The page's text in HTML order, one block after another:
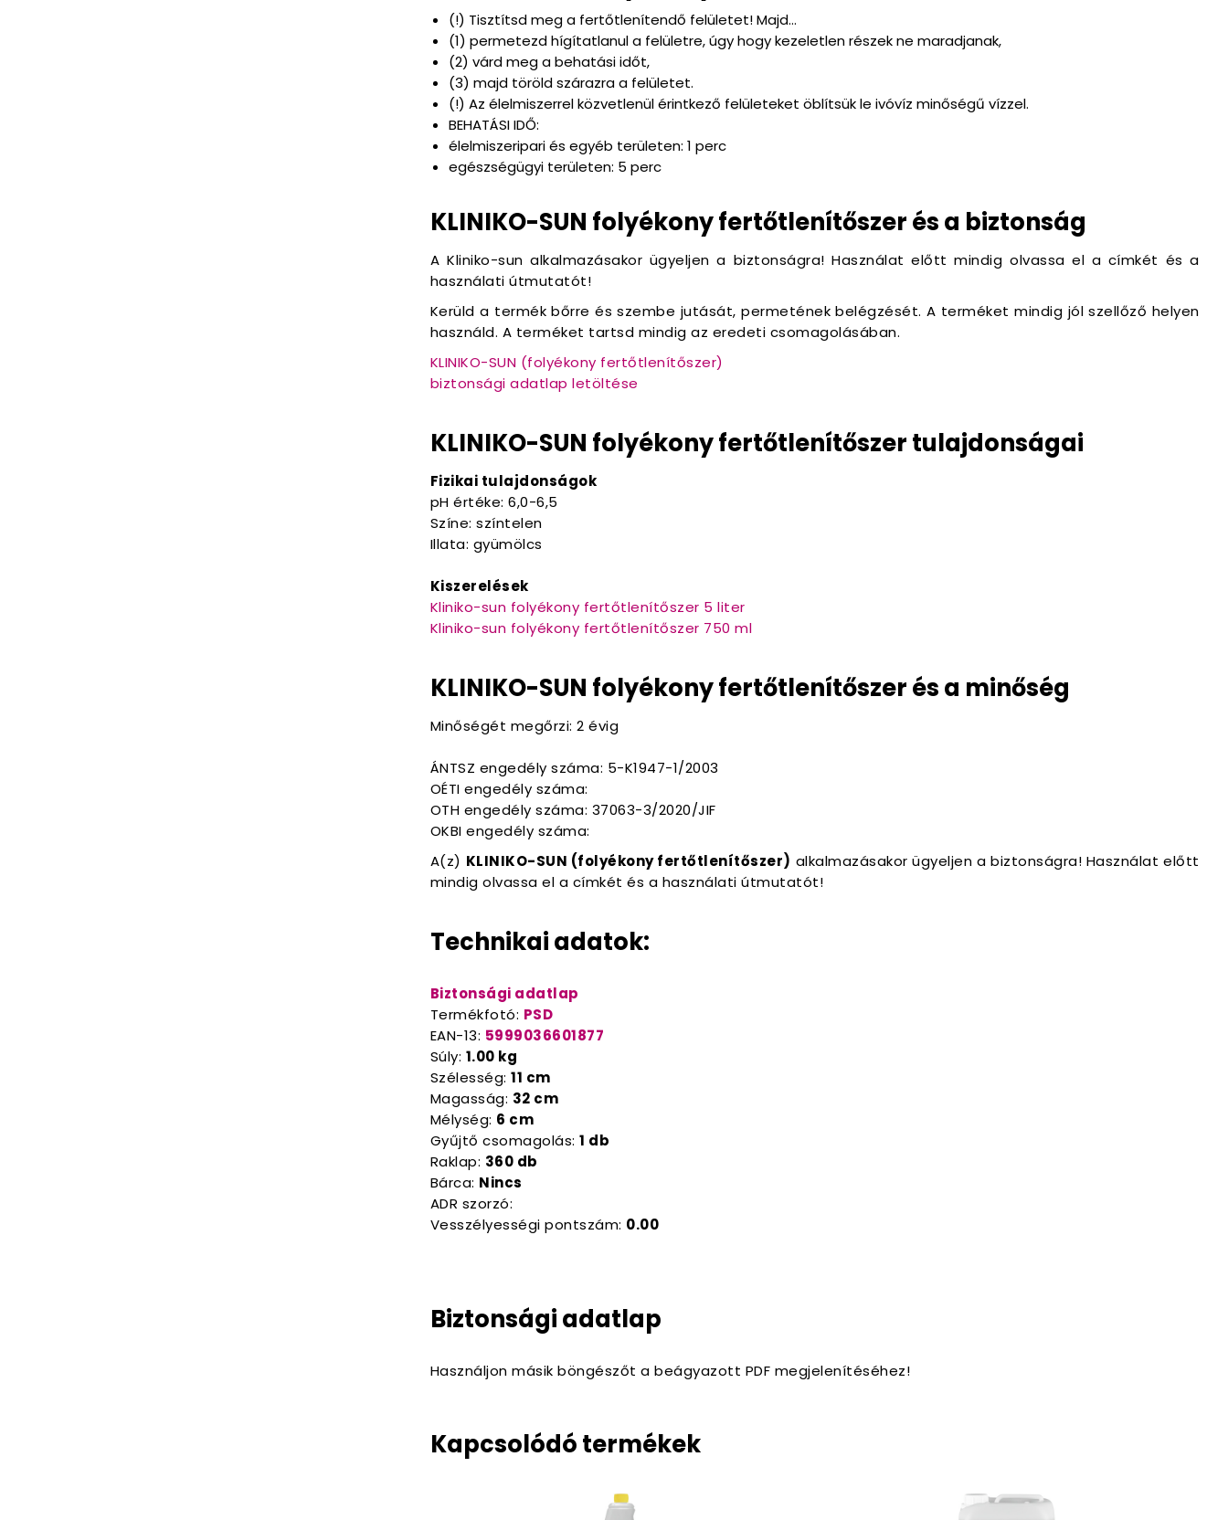
(!) Tisztítsd meg a fertőtlenítendő felületet! Majd...
(1) permetezd hígítatlanul a felületre, úgy hogy kezeletlen részek ne maradjanak,
(2) várd meg a behatási időt,
(3) majd töröld szárazra a felületet.
(!) Az élelmiszerrel közvetlenül érintkező felületeket öblítsük le ivóvíz minőségű vízzel.
BEHATÁSI IDŐ:
élelmiszeripari és egyéb területen: 1 perc
egészségügyi területen: 5 perc
KLINIKO-SUN folyékony fertőtlenítőszer és a biztonság
A Kliniko-sun alkalmazásakor ügyeljen a biztonságra! Használat előtt mindig olvassa el a címkét és a
használati útmutatót!
Kerüld a termék bőrre és szembe jutását, permetének belégzését. A terméket mindig jól szellőző helyen
használd. A terméket tartsd mindig az eredeti csomagolásában.
KLINIKO-SUN (folyékony fertőtlenítőszer)
biztonsági adatlap letöltése
KLINIKO-SUN folyékony fertőtlenítőszer tulajdonságai
Fizikai tulajdonságok
pH értéke: 6,0-6,5
Színe: színtelen
Illata: gyümölcs
Kiszerelések
Kliniko-sun folyékony fertőtlenítőszer 5 liter
Kliniko-sun folyékony fertőtlenítőszer 750 ml
KLINIKO-SUN folyékony fertőtlenítőszer és a minőség
Minőségét megőrzi: 2 évig
ÁNTSZ engedély száma: 5-K1947-1/2003
OÉTI engedély száma:
OTH engedély száma: 37063-3/2020/JIF
OKBI engedély száma:
A(z) KLINIKO-SUN (folyékony fertőtlenítőszer) alkalmazásakor ügyeljen a biztonságra! Használat előtt
mindig olvassa el a címkét és a használati útmutatót!
Technikai adatok:
Biztonsági adatlap
Termékfotó: PSD
EAN-13: 5999036601877
Súly: 1.00 kg
Szélesség:11 cm
Magasság: 32 cm
Mélység: 6 cm
Gyűjtő csomagolás:1 db
Raklap: 360 db
Bárca: Nincs
ADR szorzó:
Vesszélyességi pontszám: 0.00
Biztonsági adatlap
Használjon másik böngészőt a beágyazott PDF megjelenítéséhez!
Kapcsolódó termékek